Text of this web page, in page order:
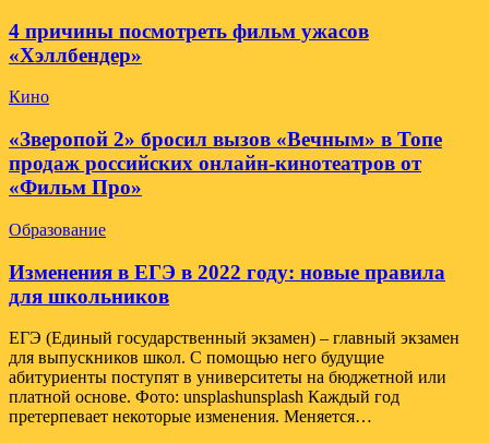
4 причины посмотреть фильм ужасов
«Хэллбендер»
Кино
«Зверопой 2» бросил вызов «Вечным» в Топе
продаж российских онлайн-кинотеатров от
«Фильм Про»
Образование
Изменения в ЕГЭ в 2022 году: новые правила
для школьников
ЕГЭ (Единый государственный экзамен) – главный экзамен
для выпускников школ. С помощью него будущие
абитуриенты поступят в университеты на бюджетной или
платной основе. Фото: unsplashunsplash Каждый год
претерпевает некоторые изменения. Меняется…